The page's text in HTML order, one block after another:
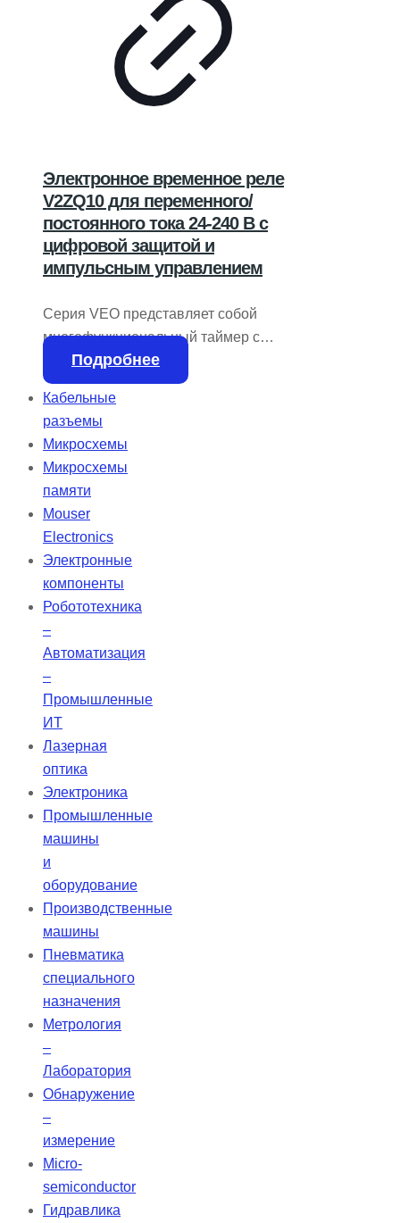
Электронное временное реле
V2ZQ10 для переменного/
постоянного тока 24-240 В с
цифровой защитой и
импульсным управлением
Серия VEO представляет собой
многофункциональный таймер с
четырьмя режимами работы и десятью
временными диапазонами. Он
работает с напряжением 24-240 В
AC/DC и оснащен одним
переключающим контактом (SPDT),
ширина устройства составляет 22,5
мм. Удобное управление включает
точную настройку временных
параметров и выбор функций.
Индикация состояния осуществляется
с помощью двух светодиодов: один
показывает напряжение питания,
другой — состояние реле. Таймер
выполнен на основе электронной
цифровой технологии и поддерживает
функции защиты, импульсного
управления, последовательного
запуска, освещения и задержки.
Подробнее
Кабельные
разъемы
Микросхемы
Микросхемы
памяти
Mouser
Electronics
Электронные
компоненты
Робототехника
–
Автоматизация
–
Промышленные
ИТ
Лазерная
оптика
Электроника
Промышленные
машины
и
оборудование
Производственные
машины
Пневматика
специального
назначения
Метрология
–
Лаборатория
Обнаружение
–
измерение
Micro-
semiconductor
Гидравлика